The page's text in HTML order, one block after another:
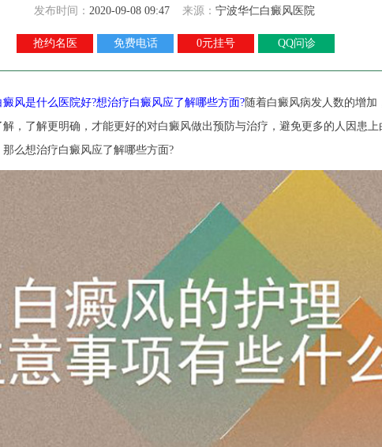
发布时间： 2020-09-08 09:47 来源： 宁波华仁白癜风医院
抢约名医 免费电话 0元挂号 QQ问诊
风是什么医院好?想治疗白癜风应了解哪些方面?随着白癜风病发人数的增加
，了解更明确，才能更好的对白癜风做出预防与治疗，避免更多的人因患上
么想治疗白癜风应了解哪些方面?